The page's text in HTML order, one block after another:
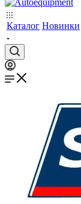
Каталог Новинки